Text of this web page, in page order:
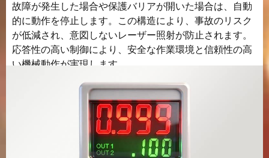
故障が発生した場合や保護バリアが開いた場合は、自動
的に動作を停止します。この構造により、事故のリスク
が低減され、意図しないレーザー照射が防止されます。
応答性の高い制御により、安全な作業環境と信頼性の高
い機械動作が実現します。.